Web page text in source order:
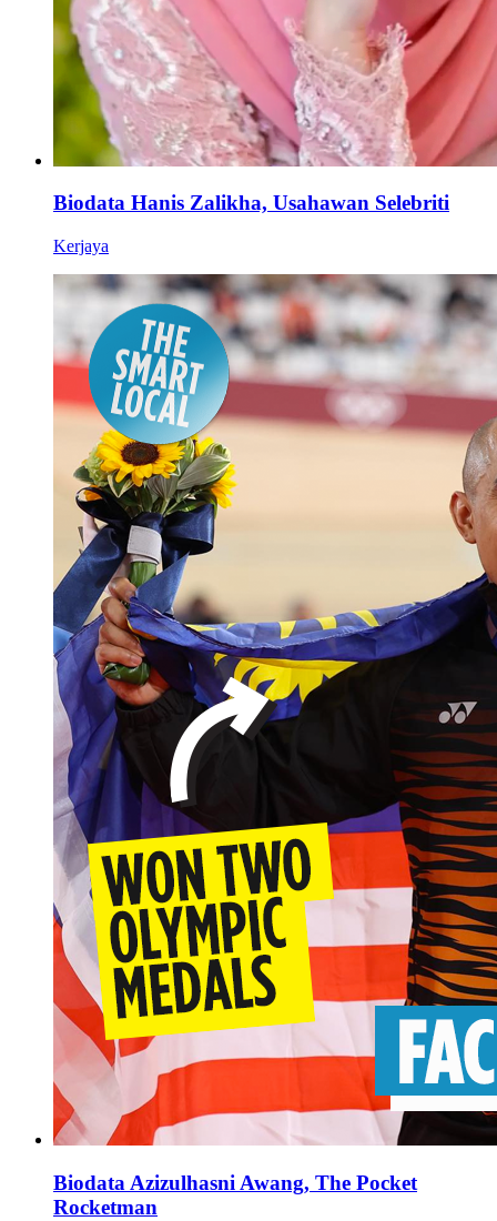
Biodata Hanis Zalikha, Usahawan Selebriti
Kerjaya
Biodata Azizulhasni Awang, The Pocket
Rocketman